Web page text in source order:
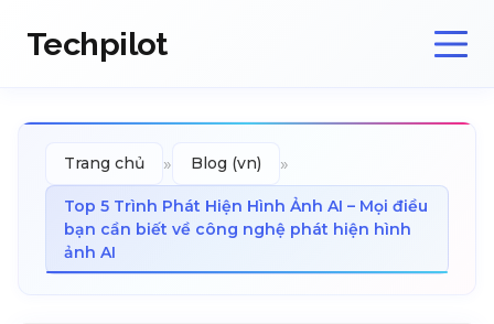
Techpilot
Trang chủ » Blog (vn) »
Top 5 Trình Phát Hiện Hình Ảnh AI – Mọi điều
bạn cần biết về công nghệ phát hiện hình
ảnh AI